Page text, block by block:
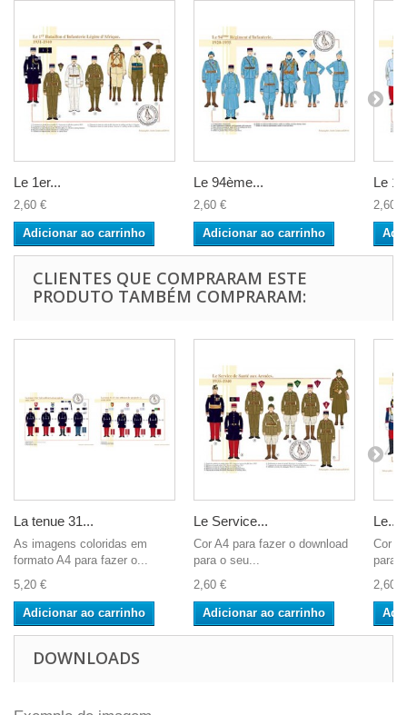
Le 1er...
2,60 €
Adicionar ao carrinho
Le 94ème...
2,60 €
Adicionar ao carrinho
Le
2,60 €
CLIENTES QUE COMPRARAM ESTE
PRODUTO TAMBÉM COMPRARAM:
La tenue 31...
As imagens coloridas em
formato A4 para fazer o...
5,20 €
Adicionar ao carrinho
Le Service...
Cor A4 para fazer o download
para o seu...
2,60 €
Adicionar ao carrinho
Le...
Cor
para
2,60 €
DOWNLOADS